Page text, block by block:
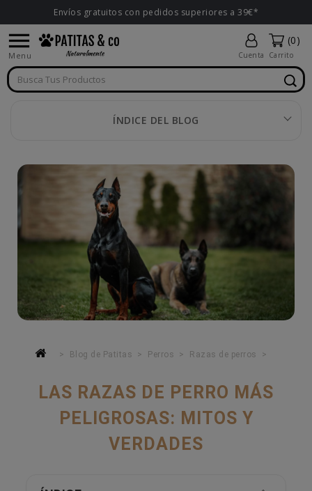
Envíos gratuitos con pedidos superiores a 39€*

Menu Cuenta
(0)
Carrito
ÍNDICE DEL BLOG
Blog de Patitas Perros Razas de perros
LAS RAZAS DE PERRO MÁS
PELIGROSAS: MITOS Y
VERDADES